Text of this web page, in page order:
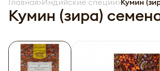
Главная Индийские специи Кумин
Кумин (зира)